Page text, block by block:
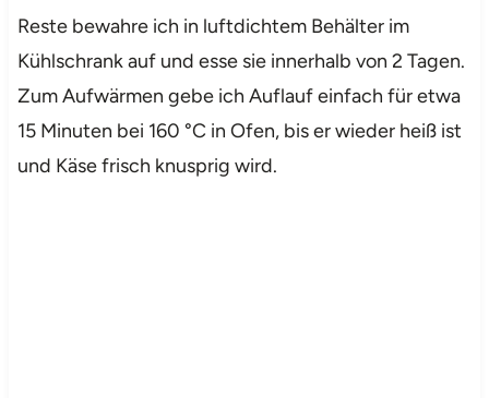
Reste bewahre ich in luftdichtem Behälter im
Kühlschrank auf und esse sie innerhalb von 2 Tagen.
Zum Aufwärmen gebe ich Auflauf einfach für etwa
15 Minuten bei 160 °C in Ofen, bis er wieder heiß ist
und Käse frisch knusprig wird.